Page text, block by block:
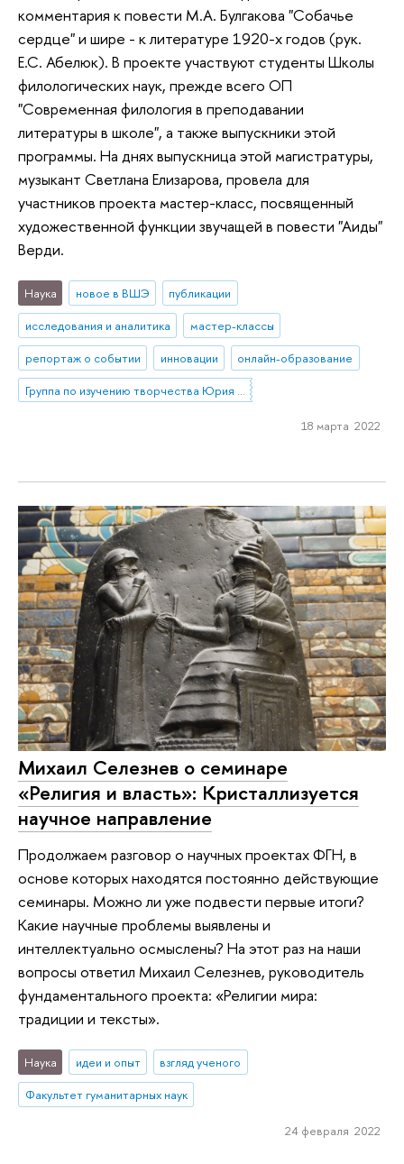
комментария к повести М.А. Булгакова "Собачье
сердце" и шире - к литературе 1920-х годов (рук.
Е.С. Абелюк). В проекте участвуют студенты Школы
филологических наук, прежде всего ОП
"Современная филология в преподавании
литературы в школе", а также выпускники этой
программы. На днях выпускница этой магистратуры,
музыкант Светлана Елизарова, провела для
участников проекта мастер-класс, посвященный
художественной функции звучащей в повести "Аиды"
Верди.
Наука новое в ВШЭ
публикации
исследования и аналитика
мастер-классы
репортаж о событии
инновации
онлайн-образование
18 марта 2022
Михаил Селезнев о семинаре
«Религия и власть»: Кристаллизуется
научное направление
Продолжаем разговор о научных проектах ФГН, в
основе которых находятся постоянно действующие
семинары. Можно ли уже подвести первые итоги?
Какие научные проблемы выявлены и
интеллектуально осмыслены? На этот раз на наши
вопросы ответил Михаил Селезнев, руководитель
фундаментального проекта: «Религии мира:
традиции и тексты».
Наука идеи и опыт
взгляд ученого
Факультет гуманитарных наук
24 февраля 2022